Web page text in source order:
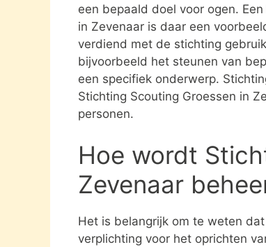
een bepaald doel voor ogen.
in Zevenaar is daar een
verdiend met de stichting
bijvoorbeeld het steunen van
een specifiek onderwerp.
Stichting Scouting Groessen in
personen.
Hoe wordt
Zevenaar
Het is belangrijk om te weten
verplichting voor het oprichten